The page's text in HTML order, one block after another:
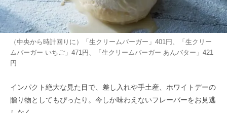
（中央から時計回りに）「生クリームバーガー」401円、「生クリー
ムバーガー いちご」471円、「生クリームバーガー あんバター」421
円
インパクト絶大な見た目で、差し入れや手土産、ホワイトデーの
贈り物としてもぴったり。今しか味わえないフレーバーをお見逃